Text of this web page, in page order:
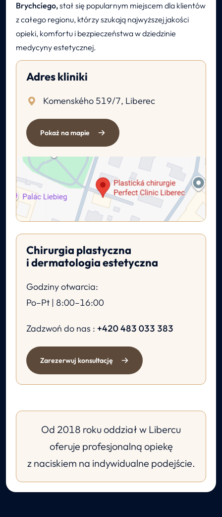
Brychcíego,stał się popularnym miejscem dla klientów
z całego regionu, którzy szukają najwyższej jakości
opieki, komfortu i bezpieczeństwa w dziedzinie
medycyny estetycznej.
Adres kliniki
Komenského 519/7, Liberec
Pokaż na mapie
Chirurgia plastyczna
i dermatologia estetyczna
Godziny otwarcia:
Po–Pt | 8:00–16:00
Zadzwoń do nas : +420 483 033 383
Zarezerwuj konsultację
Od 2018 roku oddział w Libercu
oferuje profesjonalną opiekę
z naciskiem na indywidualne podejście.